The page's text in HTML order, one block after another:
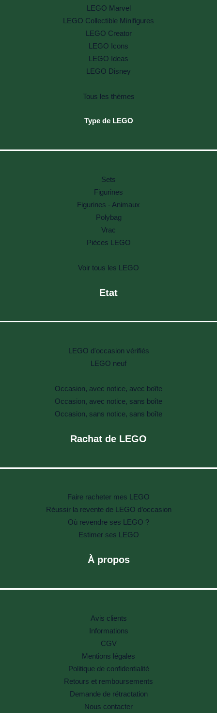
LEGO Marvel
LEGO Collectible Minifigures
LEGO Creator
LEGO Icons
LEGO Ideas
LEGO Disney
Tous les thèmes
Type de LEGO
Sets
Figurines
Figurines - Animaux
Polybag
Vrac
Pièces LEGO
Voir tous les LEGO
Etat
LEGO d'occasion vérifiés
LEGO neuf
Occasion, avec notice, avec boîte
Occasion, avec notice, sans boîte
Occasion, sans notice, sans boîte
Rachat de LEGO
Faire racheter mes LEGO
Réussir la revente de LEGO d’occasion
Où revendre ses LEGO ?
Estimer ses LEGO
À propos
Avis clients
Informations
CGV
Mentions légales
Politique de confidentialité
Retours et remboursements
Demande de rétractation
Nous contacter